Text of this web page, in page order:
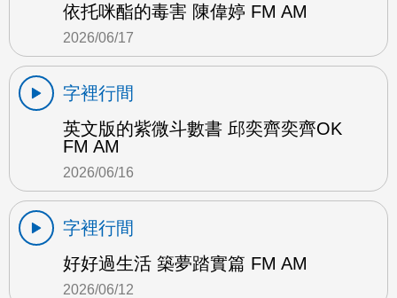
依托咪酯的毒害 陳偉婷 FM AM
2026/06/17
字裡行間
英文版的紫微斗數書 邱奕齊奕齊OK
FM AM
2026/06/16
字裡行間
好好過生活 築夢踏實篇 FM AM
2026/06/12